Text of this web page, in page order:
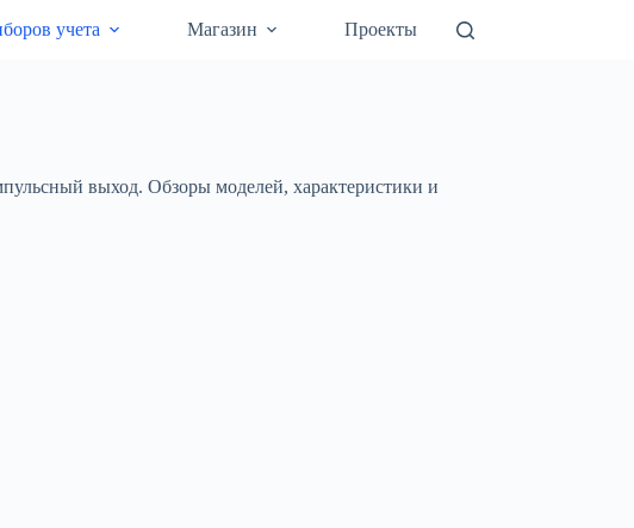
учета Магазин Проекты
выход. Обзоры моделей, характеристики и